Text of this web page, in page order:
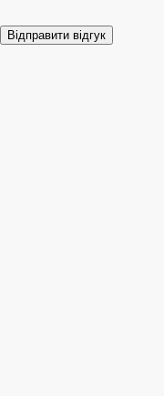
Відправити відгук